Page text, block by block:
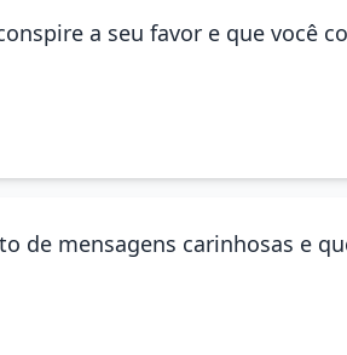
a seu favor e que você
de mensagens carinhosas e